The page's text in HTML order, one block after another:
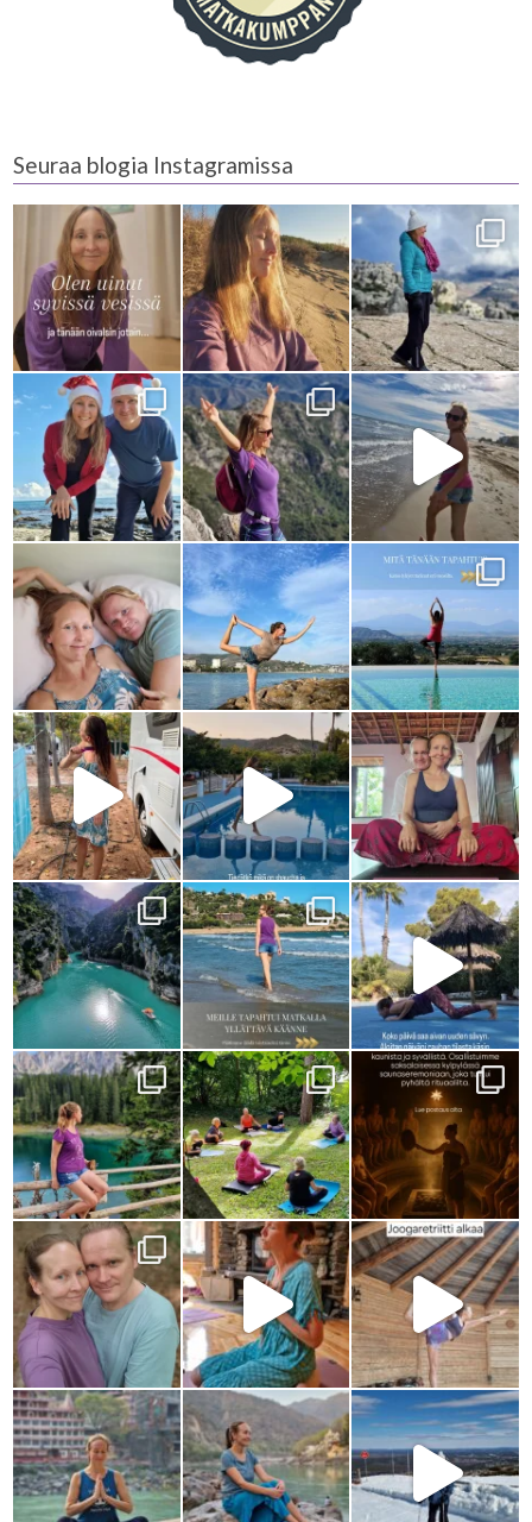
Seuraa blogia Instagramissa